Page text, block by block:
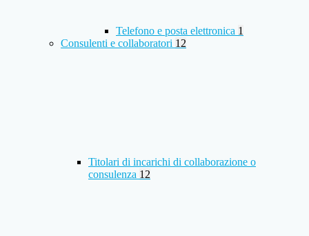
Telefono e posta elettronica 1
Consulenti e collaboratori 12
Titolari di incarichi di collaborazione o
consulenza 12